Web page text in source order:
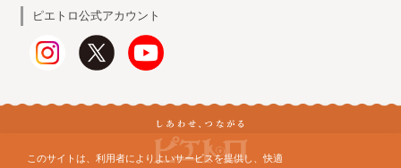
ピエトロ公式アカウント
このサイトは、利用者によりよいサービスを提供し、快適